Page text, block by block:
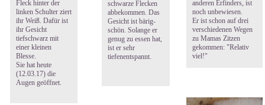
Fleck hinter der
linken Schulter ziert
ihr Weiß. Dafür ist
ihr Gesicht
tiefschwarz mit
einer kleinen
Blesse.
Sie hat heute
(12.03.17) die
Augen geöffnet.
schwarze Flecken
abbekommen. Das
Gesicht ist bärig-
schön. Solange er
genug zu essen hat,
ist er sehr
tiefenentspannt.
anderen Erfinders, ist
noch unbewiesen.
Er ist schon auf drei
verschiedenen Wegen
zu Mamas Zitzen
gekommen: "Relativ
viel!"